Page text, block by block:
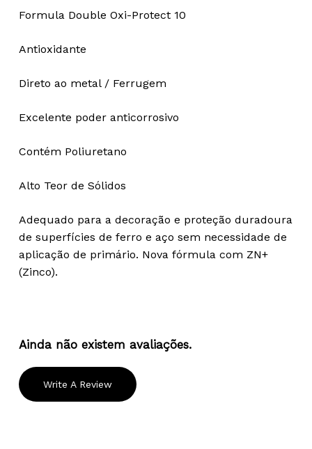
Formula Double Oxi-Protect 10
Antioxidante
Direto ao metal / Ferrugem
Excelente poder anticorrosivo
Contém Poliuretano
Alto Teor de Sólidos
Adequado para a decoração e proteção duradoura
de superfícies de ferro e aço sem necessidade de
aplicação de primário. Nova fórmula com ZN+
(Zinco).
Ainda não existem avaliações.
Write A Review